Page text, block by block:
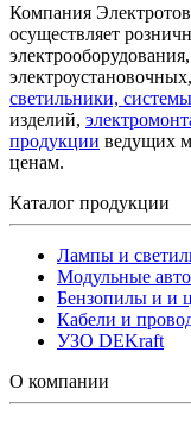
Компания
осуществляет
электроустановочных,
светильники,
изделий,
продукции ведущих
ценам.
Каталог продукции
Лампы и
Модульные
Бензопилы и и
Кабели и
УЗО DEKraft
О компании